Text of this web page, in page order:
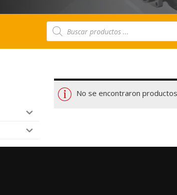
Búsqueda
de
productos
No se encontraron